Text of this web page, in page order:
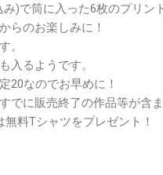
)で筒に入った6枚のプリン
らのお楽しみに！
。
入るようです。
20なのでお早めに！
でに販売終了の作品等が含
料Tシャツをプレゼント！